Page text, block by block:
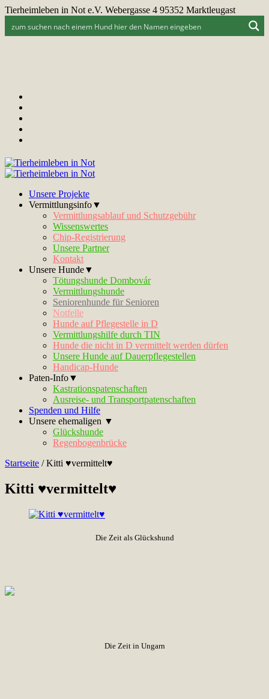
Tierheimleben in Not e.V. Webergasse 4 95352 Marktleugast
Unsere Projekte
Vermittlungsinfo▼
Vermittlungsablauf und Schutzgebühr
Wissenswertes
Chip-Registrierung
Unsere Partner
Kontakt
Unsere Hunde▼
Tötungshunde Dombovár
Vermittlungshunde
Seniorenhunde für Senioren
Notfelle
Hunde auf Pflegestelle in D
Vermittlungshilfe durch TIN
Hunde die nicht in D vermittelt werden dürfen
Unsere Hunde auf Dauerpflegestellen
Handicap-Hunde
Paten-Info▼
Kastrationspatenschaften
Ausreise- und Transportpatenschaften
Spenden und Hilfe
Unsere ehemaligen ▼
Glückshunde
Regenbogenbrücke
Startseite /Kitti ♥vermittelt♥
Kitti ♥vermittelt♥
Die Zeit als Glückshund
Die Zeit in Ungarn